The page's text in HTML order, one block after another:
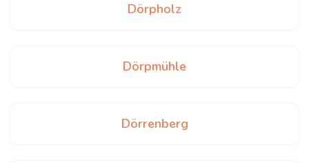
Dörpholz
Dörpmühle
Dörrenberg